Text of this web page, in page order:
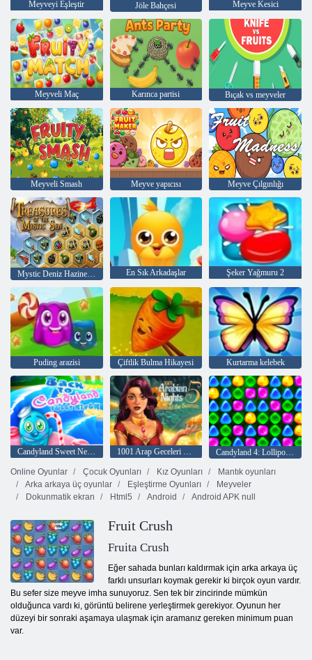
Meyveyi Eşleştir Jöle Bahçesi Meyve Kesici
Meyveli Maç Karınca partisi Bıçak vs meyveler
Meyveli Smash Meyve yapıcısı Meyve Çılgınlığı
En Sık Arkadaşlar Şeker Yağmuru 2
Puding arazisi Çiftlik Bulma Hikayesi Kurtarma kelebek
Candyland 4: Lollipop Bahçesi
Online Oyunlar
Çocuk Oyunları Kız Oyunları
Mantık oyunları
Arka arkaya üç oyunlar
Eşleştirme Oyunları
Meyveler
Dokunmatik ekran
Html5 Android Android APK null
Fruit Crush
Fruita Crush
Eğer sahada bunları kaldırmak için arka arkaya üç
farklı unsurları koymak gerekir ki birçok oyun vardır.
Bu sefer size meyve imha sunuyoruz. Sen tek bir zincirinde mümkün
olduğunca vardı ki, görüntü belirene yerleştirmek gerekiyor. Oyunun her
düzeyi bir sonraki aşamaya ulaşmak için aramanız gereken minimum puan
var.